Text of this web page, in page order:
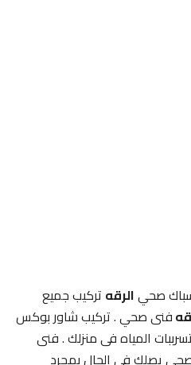
صحيالرقهتركيب جميع
فنى صحي . تركيب شاور بوكس
المياه فى منزلك . فنى
فى الحال بمجرد